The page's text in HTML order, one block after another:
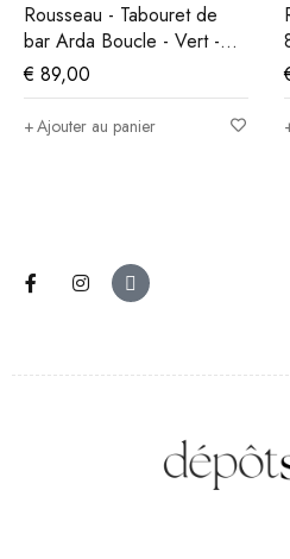
Rousseau - Tabouret de
bar Arda Boucle - Vert -
86x49x46 cm
€ 89,00
Ajouter au panier